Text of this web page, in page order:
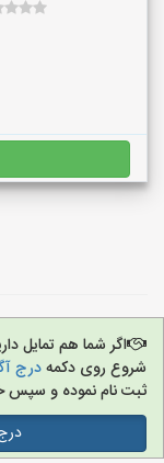
اگر شما هم تمایل
شروع روی دکمهدرج
ثبت نام نموده و سپس